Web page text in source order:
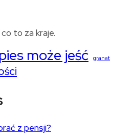
to za kraje.
może jeść granat